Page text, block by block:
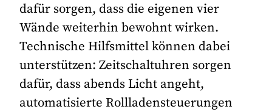
dafür sorgen, dass die eigenen vier
Wände weiterhin bewohnt wirken.
Technische Hilfsmittel können dabei
unterstützen: Zeitschaltuhren sorgen
dafür, dass abends Licht angeht,
automatisierte Rollladensteuerungen